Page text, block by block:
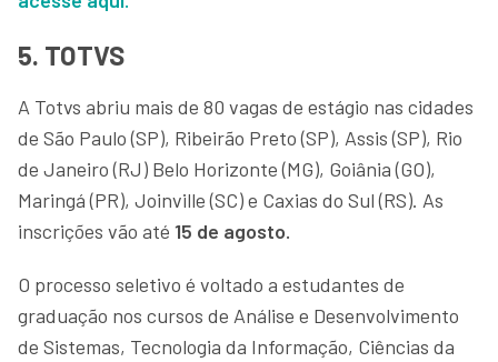
5. TOTVS
A Totvs abriu mais de 80 vagas de estágio nas cidades
de São Paulo (SP), Ribeirão Preto (SP), Assis (SP), Rio
de Janeiro (RJ) Belo Horizonte (MG), Goiânia (GO),
Maringá (PR), Joinville (SC) e Caxias do Sul (RS). As
inscrições vão até 15 de agosto.
O processo seletivo é voltado a estudantes de
graduação nos cursos de Análise e Desenvolvimento
de Sistemas, Tecnologia da Informação, Ciências da